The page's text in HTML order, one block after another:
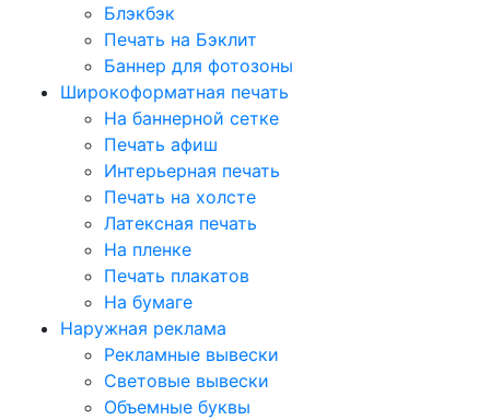
Блэкбэк
Печать на Бэклит
Баннер для фотозоны
Широкоформатная печать
На баннерной сетке
Печать афиш
Интерьерная печать
Печать на холсте
Латексная печать
На пленке
Печать плакатов
На бумаге
Наружная реклама
Рекламные вывески
Световые вывески
Объемные буквы